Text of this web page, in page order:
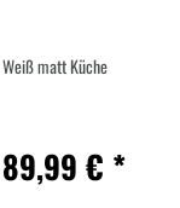
matt Küche
89,99 € *